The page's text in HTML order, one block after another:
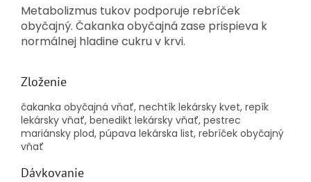
Metabolizmus tukov podporuje rebríček
obyčajný. Čakanka obyčajná zase prispieva k
normálnej hladine cukru v krvi.
Zloženie
čakanka obyčajná vňať, nechtík lekársky kvet, repík
lekársky vňať, benedikt lekársky vňať, pestrec
mariánsky plod, púpava lekárska list, rebríček obyčajný
vňať
Dávkovanie